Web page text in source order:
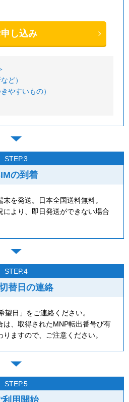
し込み
ど）
やすいもの）
STEP.3
の到着
を発送。日本全国送料無料。
より、即日発送ができない場合
STEP.4
替日の連絡
日」をご連絡ください。
、取得されたMNP転出番号び有
ますので、ご注意ください。
STEP.5
利用開始